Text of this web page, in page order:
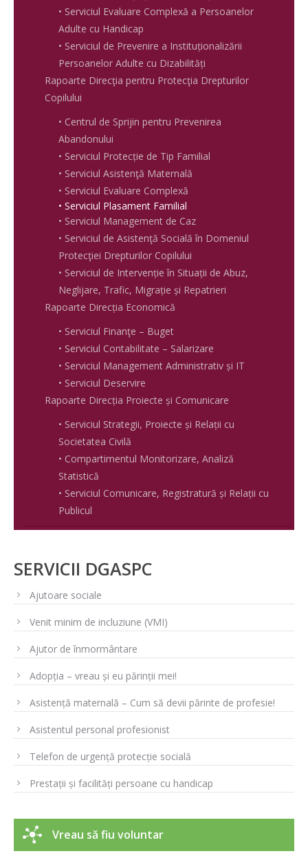
• Serviciul Evaluare Complexă a Persoanelor
Adulte cu Handicap
• Serviciul de Prevenire a Instituționalizării
Persoanelor Adulte cu Dizabilități
Rapoarte Direcţia pentru Protecţia Drepturilor
Copilului
• Centrul de Sprijin pentru Prevenirea
Abandonului
• Serviciul Protecție de Tip Familial
• Serviciul Asistenţă Maternală
• Serviciul Evaluare Complexă
• Serviciul Plasament Familial
• Serviciul Management de Caz
• Serviciul de Asistenţă Socială în Domeniul
Protecţiei Drepturilor Copilului
• Serviciul de Intervenție în Situații de Abuz,
Neglijare, Trafic, Migrație și Repatrieri
Rapoarte Direcția Economică
• Serviciul Finanţe – Buget
• Serviciul Contabilitate – Salarizare
• Serviciul Management Administrativ și IT
• Serviciul Deservire
Rapoarte Direcția Proiecte și Comunicare
• Serviciul Strategii, Proiecte și Relații cu
Societatea Civilă
• Compartimentul Monitorizare, Analiză
Statistică
• Serviciul Comunicare, Registratură și Relații cu
Publicul
SERVICII DGASPC
Ajutoare sociale
Venit minim de incluziune (VMI)
Ajutor de înmormântare
Adopția – vreau și eu părinții mei!
Asistență maternală – Cum să devii părinte de profesie!
Asistentul personal profesionist
Telefon de urgență protecție socială
Prestații și facilități persoane cu handicap
Vreau să fiu voluntar